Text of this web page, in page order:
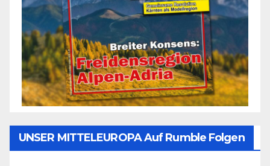
UNSER MITTELEUROPA Auf Rumble Folgen